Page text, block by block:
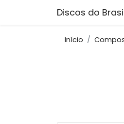
Discos do
Início